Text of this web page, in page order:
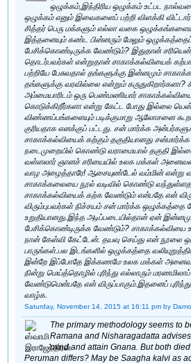
ஒழுக்கம்,இந்திரிய ஒழுக்கம் உட்பட
ஒழுக்கம் எனும் இவைகளைப் பற்றி விளக்கி விட்டார்.
சித்தர் பெரு மக்களும் எல்லா வகை
இத்தனையும் கண்ட பின்னரும் மேலும்
பேசிக்கொண்டிருக்க வேண்டும்? இதுதான்
தொடர்பவர்கள் என்றுதான் சாகாக்கல்வியைக்
பற்றியே பேசுவதால் தங்களுக்கு இன்னமும்
தங்களுக்கு வரவில்லை என்றும் கருதுகிறார்களா?
அம்மையாரிடம் ஒரு பெண்மணியார்
கொடுக்கிறீர்களா என்று கேட்ட போது இல்லை
விண்ணப்பங்களையும் படிக்குமாறு ஆலோசனை
குரியதாக எனக்குப் பட்டது. சன் மார்க்க
சாகாக்கல்வியைக் கற்கும் தகுதியானது
நடைமுறையில் கொண்டு வராமையால் தகுதி
வள்ளலார் ஞானச் சரியையில் உலக மக்கள்
வாழ அழைத்தாரே! ஆசையுண்டேல் வம்மின் என்று
சாகாக்கலையை நூல் வடிவில் கொண்டு
சாகாக்கல்வியைக் கற்க வேண்டும் என்பதே என்
விரும்புபவர்கள் நிச்சயம் சன் மார்க்க
உறுதியானது.இந்த அடிப்படையில்தான் ஏன்
பேசிக்கொண்டிருக்க வேண்டும்? சாகாக்கல்வியை
நான் கேள்வி கேட்டேன். தயவு செய்து என் நூலை
பாருங்கள்.பல இடங்களில் ஒழுக்கத்தை
இன்றே இப்போதே இக்கணமே உலக மக்கள்
நின்று மெய்த்தொழில் புரிந்து எல்லாரும்
வேண்டுமென்பதே என் விருப்பாகும்.இதனைப்
வாழ்க.
Saturday, November 14, 2015 at 16:11 pm by
The primary methodology seems to
Ramana and Nisharagadatta
mind and attain Gnana. But both
Peruman differs? May be Saagha kalvi as